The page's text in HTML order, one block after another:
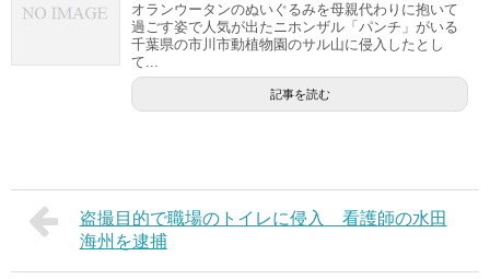
オランウータンのぬいぐるみを母親代わりに抱いて
過ごす姿で人気が出たニホンザル「パンチ」がいる
千葉県の市川市動植物園のサル山に侵入したとし
て...
記事を読む
盗撮目的で職場のトイレに侵入 看護師の水田
海州を逮捕